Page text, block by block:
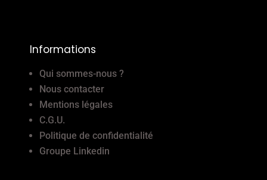
Informations
Qui sommes-nous ?
Nous contacter
Mentions légales
C.G.U.
Politique de confidentialité
Groupe Linkedin